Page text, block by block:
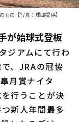
の【写真：球団提供】
始球式登板
ジアムにて行わ
、JRAの冠協
月賞ナイタ
行うことが決
新人年間最多